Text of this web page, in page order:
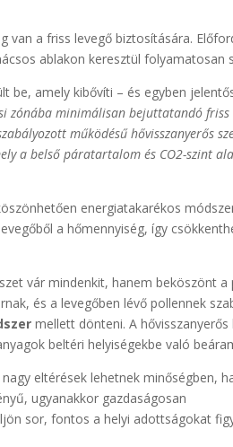
van a friss levegő biztosítására.
ablakon keresztül folyamatosan
be, amely kibővíti – és egyben
zónába minimálisan bejuttatandó friss
működésű hővisszanyerős
a belső páratartalom és CO2-szint
energiatakarékos
a hőmennyiség, így
vár mindenkit, hanem beköszönt a
és a levegőben lévő pollennek
mellett dönteni. A hővisszanyerős
beltéri helyiségekbe való
eltérések lehetnek minőségben,
ugyanakkor gazdaságosan
sor, fontos a helyi adottságokat